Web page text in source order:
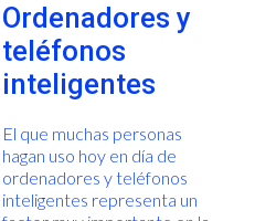
Ordenadores y
teléfonos
inteligentes
El que muchas personas
hagan uso hoy en día de
ordenadores y teléfonos
inteligentes representa un